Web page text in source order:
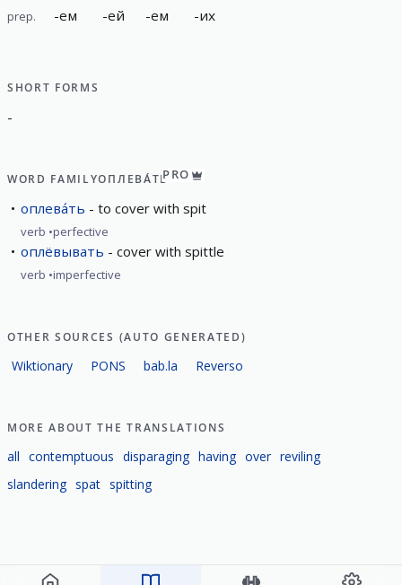
prep. -ем -ей -ем -их
SHORT FORMS
-
WORD FAMILYОПЛЕВА́ТЬPRO
оплева́ть to cover with spit
verb perfective
оплёвывать cover with spittle
verb imperfective
OTHER SOURCES (AUTO GENERATED)
Wiktionary PONS bab.la Reverso
MORE ABOUT THE TRANSLATIONS
all contemptuous disparaging having over reviling
slandering spat spitting